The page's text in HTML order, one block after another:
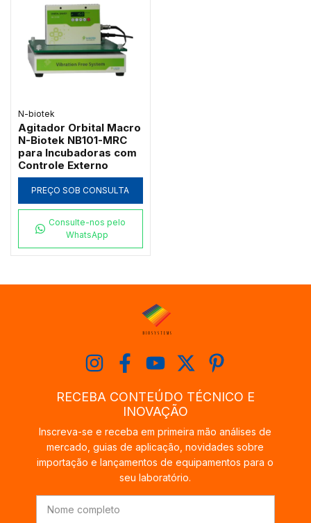
N-biotek
Agitador Orbital Macro
N-Biotek NB101-MRC
para Incubadoras com
Controle Externo
PREÇO SOB CONSULTA
Consulte-nos pelo
WhatsApp
RECEBA CONTEÚDO TÉCNICO E
INOVAÇÃO
Inscreva-se e receba em primeira mão análises de
mercado, guias de aplicação, novidades sobre
importação e lançamentos de equipamentos para o
seu laboratório.